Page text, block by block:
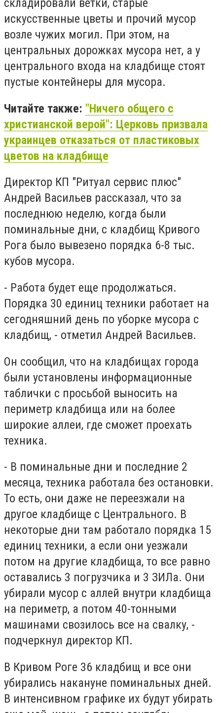
складировали ветки, старые
искусственные цветы и прочий мусор
возле чужих могил. При этом, на
центральных дорожках мусора нет, а у
центрального входа на кладбище стоят
пустые контейнеры для мусора.
Читайте также: "Ничего общего с
христианской верой": Церковь призвала
украинцев отказаться от пластиковых
цветов на кладбище
Директор КП "Ритуал сервис плюс"
Андрей Васильев рассказал, что за
последнюю неделю, когда были
поминальные дни, с кладбищ Кривого
Рога было вывезено порядка 6-8 тыс.
кубов мусора.
- Работа будет еще продолжаться.
Порядка 30 единиц техники работает на
сегодняшний день по уборке мусора с
кладбищ, - отметил Андрей Васильев.
Он сообщил, что на кладбищах города
были установлены информационные
таблички с просьбой выносить на
периметр кладбища или на более
широкие аллеи, где сможет проехать
техника.
- В поминальные дни и последние 2
месяца, техника работала без остановки.
То есть, они даже не переезжали на
другое кладбище с Центрального. В
некоторые дни там работало порядка 15
единиц техники, а если они уезжали
потом на другие кладбища, то все равно
оставались 3 погрузчика и 3 ЗИЛа. Они
убирали мусор с аллей внутри кладбища
на периметр, а потом 40-тонными
машинами свозилось все на свалку, -
подчеркнул директор КП.
В Кривом Роге 36 кладбищ и все они
убирались накануне поминальных дней.
В интенсивном графике их будут убирать